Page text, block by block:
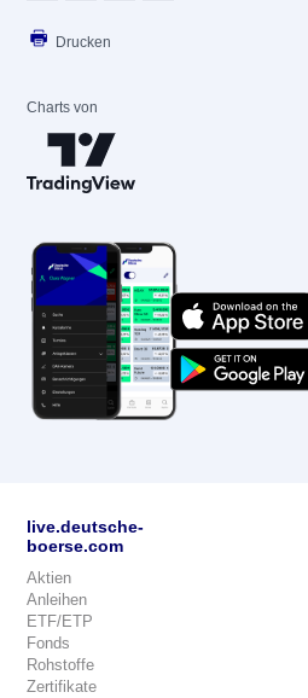
Drucken
Charts von
live.deutsche-
boerse.com
Aktien
Anleihen
ETF/ETP
Fonds
Rohstoffe
Zertifikate